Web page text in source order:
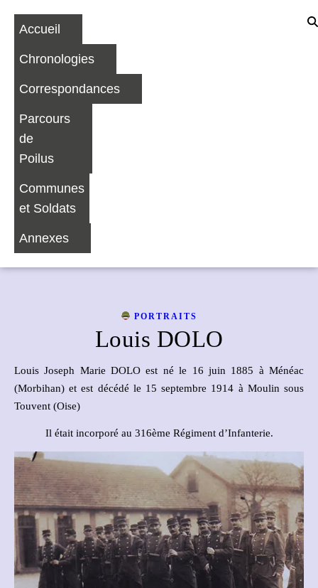
Accueil
Chronologies
Correspondances
Parcours
de
Poilus
Communes
et Soldats
Annexes
PORTRAITS
Louis DOLO
Louis Joseph Marie DOLO est né le 16 juin 1885 à Ménéac
(Morbihan) et est décédé le 15 septembre 1914 à Moulin sous
Touvent (Oise)
Il était incorporé au 316ème Régiment d’Infanterie.